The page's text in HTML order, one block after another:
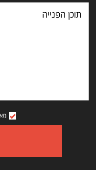
תוכן
הפנייה